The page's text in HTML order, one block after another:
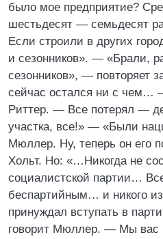
было мое предприятие?
шестьдесят — семьдесят
Если строили в других
и сезонников». — «Брали,
сезонников», — повторяет
сейчас остался ни с чем…
Риттер. — Все потерял —
участка, все!» — «Были
Мюллер. Ну, теперь он его
Хольт. Но: «…Никогда не
социалистской партии…
беспартийным… и никого
принуждал вступать в
говорит Мюллер. — Мы вас